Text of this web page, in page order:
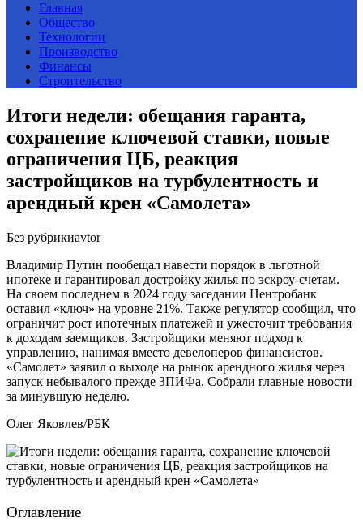
Главная
Общество
Технологии
Производство
Финансы
Строительство
Итоги недели: обещания гаранта,
сохранение ключевой ставки, новые
ограничения ЦБ, реакция
застройщиков на турбулентность и
арендный крен «Самолета»
Без рубрикиavtor
Владимир Путин пообещал навести порядок в льготной
ипотеке и гарантировал достройку жилья по эскроу-счетам.
На своем последнем в 2024 году заседании Центробанк
оставил «ключ» на уровне 21%. Также регулятор сообщил, что
ограничит рост ипотечных платежей и ужесточит требования
к доходам заемщиков. Застройщики меняют подход к
управлению, нанимая вместо девелоперов финансистов.
«Самолет» заявил о выходе на рынок арендного жилья через
запуск небывалого прежде ЗПИФа. Собрали главные новости
за минувшую неделю.
Олег Яковлев/РБК
Оглавление